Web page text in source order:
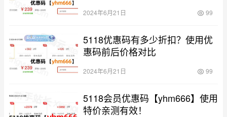
2024年6月21日 99
5118优惠码有多少折扣？使用优
惠码前后价格对比
2024年6月21日 99
5118会员优惠码【yhm666】使用
特价亲测有效！